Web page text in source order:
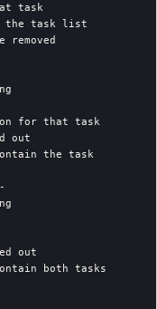
task
the task list
for that task
out
the task
out
both tasks